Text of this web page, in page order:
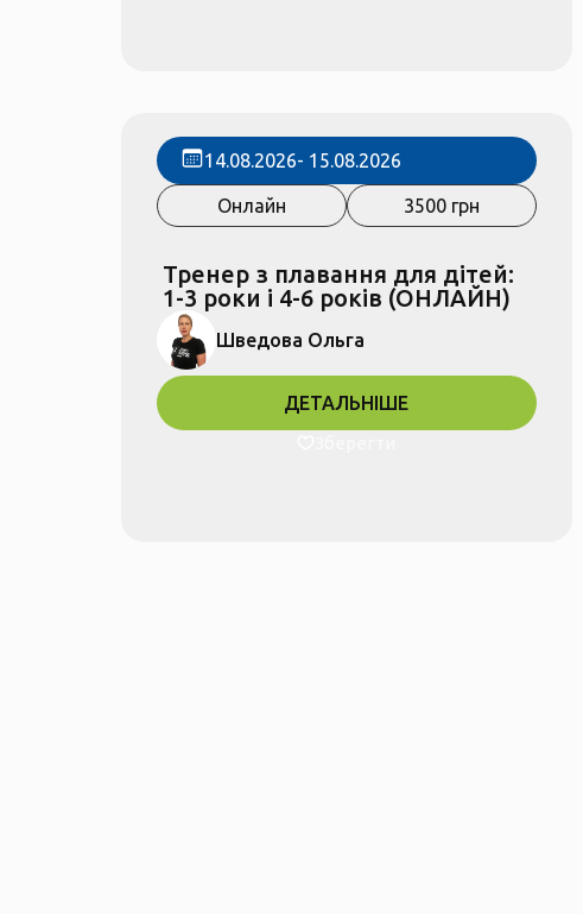
14.08.2026- 15.08.2026
Онлайн 3500 грн
Тренер з плавання для дітей:
1-3 роки і 4-6 років (ОНЛАЙН)
Шведова Ольга
ДЕТАЛЬНІШЕ